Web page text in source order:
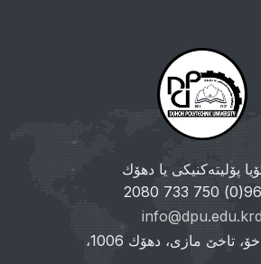
پۆلیتەکنیکی یا دهۆك
info@dpu.edu.krd